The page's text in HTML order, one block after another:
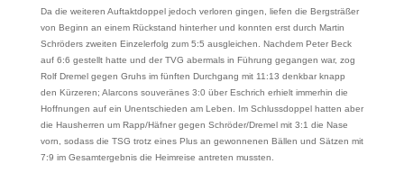
Da die weiteren Auftaktdoppel jedoch verloren gingen, liefen die Bergsträßer
von Beginn an einem Rückstand hinterher und konnten erst durch Martin
Schröders zweiten Einzelerfolg zum 5:5 ausgleichen. Nachdem Peter Beck
auf 6:6 gestellt hatte und der TVG abermals in Führung gegangen war, zog
Rolf Dremel gegen Gruhs im fünften Durchgang mit 11:13 denkbar knapp
den Kürzeren; Alarcons souveränes 3:0 über Eschrich erhielt immerhin die
Hoffnungen auf ein Unentschieden am Leben. Im Schlussdoppel hatten aber
die Hausherren um Rapp/Häfner gegen Schröder/Dremel mit 3:1 die Nase
vorn, sodass die TSG trotz eines Plus an gewonnenen Bällen und Sätzen mit
7:9 im Gesamtergebnis die Heimreise antreten mussten.